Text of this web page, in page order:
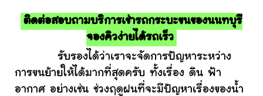
ติดต่อสอบถามบริการเช่ารถกระบะขนของนนทบุรี
จองคิวง่ายได้รถเร็ว
รับรองได้ว่าเราจะจัดการปัญหาระหว่าง
การขนย้ายให้ได้มากที่สุดครับ ทั้งเรื่อง ดิน ฟ้า
อากาศ อย่างเช่น ช่วงฤดูฝนที่จะมีปัญหาเรื่องของน้ำ